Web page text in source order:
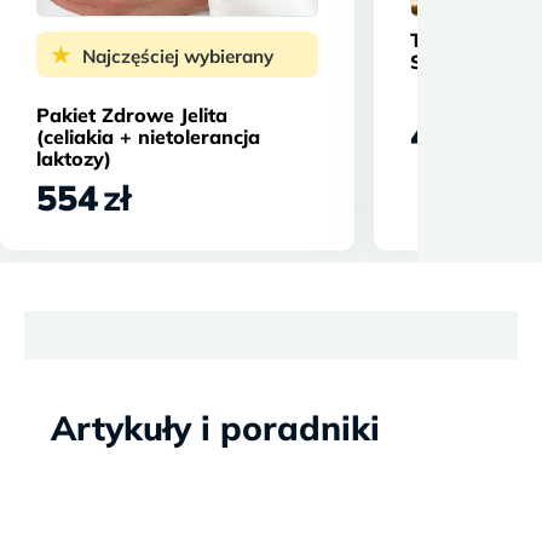
★ Najczęściej wybierany
Pakiet Zdrowe Jelita
(celiakia + nietolerancja
laktozy)
554zł
Trombofilia
STANDARD
467
Artykuły i poradniki